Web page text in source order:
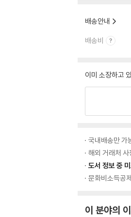
배송안내
배송비
이미 소장하고
국내배송만 가
해외 거래처
도서 정보 중
문화비소득공
이 분야의